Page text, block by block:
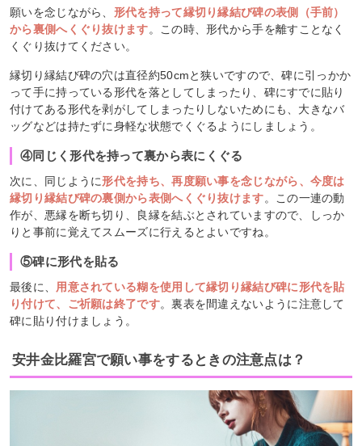
願いを念じながら、 形代を持って縁切り縁結び碑の表側（手前）
から裏側へくぐり抜けます。この時、形代から手を離すことなく
くぐり抜けてください。
縁切り縁結び碑の穴は直径約50cmと狭いですので、碑に引っかか
って手に持っている形代を落としてしまったり、碑にすでに貼り
付けてある形代を剥がしてしまったりしないためにも、大きなバ
ッグなどは持たずに身軽な状態でくぐるようにしましょう。
④同じく形代を持って裏から表にくぐる
次に、同じように形代を持ち、再度願い事を念じながら、今度は
縁切り縁結び碑の裏側から表側へくぐり抜けます。この一連の動
作が、悪縁を断ち切り、良縁を結ぶとされています​ので、しっか
りと事前に覚えてスムーズに行えるとよいですね。
⑤碑に形代を貼る
最後に、 用意されている糊を使用して縁切り縁結び碑に形代を貼
り付けて、ご祈願は終了です。裏表を間違えないように注意して
碑に貼り付けましょう。
安井金比羅宮で願い事をするときの注意点は？